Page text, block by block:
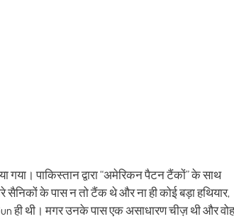
पाकिस्तान द्वारा “अमेरिकन पैटन टैंकों” के साथ
के पास न तो टैंक थे और ना ही कोई बड़ा हथियार,
ही थी। मगर उनके पास एक असाधारण चीज़ थी और वोह